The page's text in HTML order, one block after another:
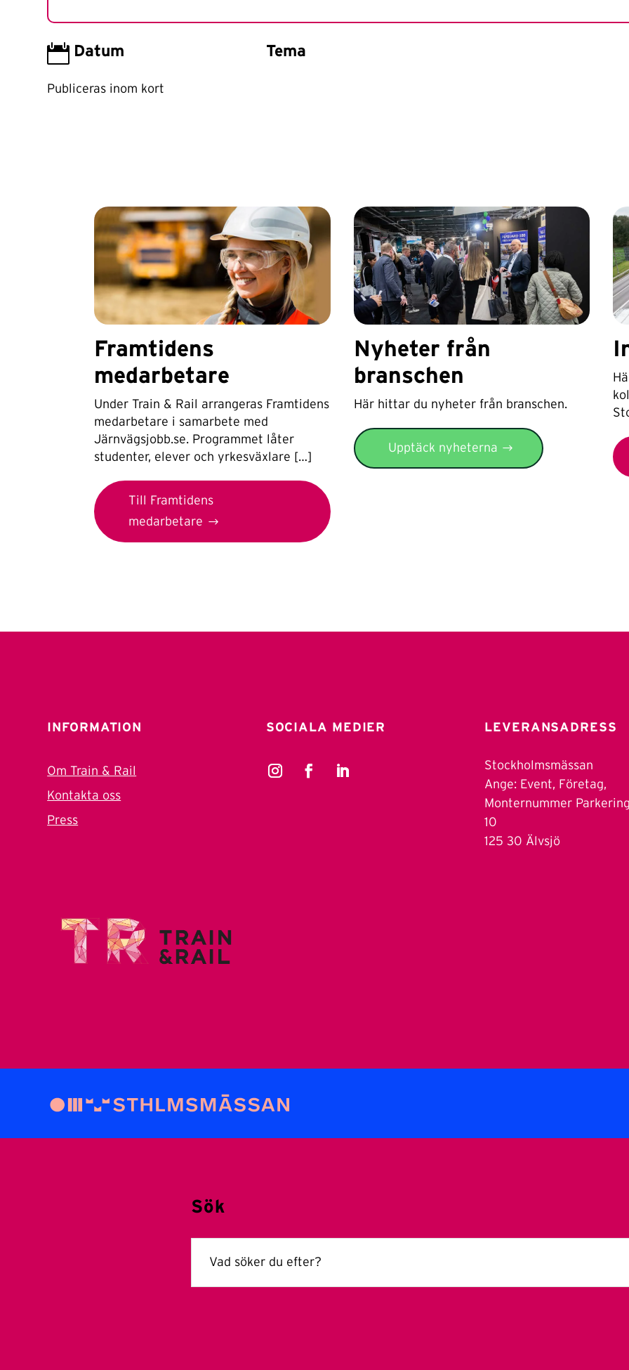
 Datum
Publiceras inom kort
Tema
Framtidens
medarbetare
Under Train & Rail arrangeras Framtidens
medarbetare i samarbete med
Järnvägsjobb.se. Programmet låter
studenter, elever och yrkesväxlare […]
Till Framtidens
medarbetare
Nyheter från
branschen
Här hittar du nyheter från branschen.
Upptäck nyheterna
INFORMATION
Om Train & Rail
Kontakta oss
Press
SOCIALA MEDIER LEVERANSADRESS
Stockholmsmässan
Ange: Event, Företag,
Monternummer
10
125 30 Älvsjö
Sök
efter: